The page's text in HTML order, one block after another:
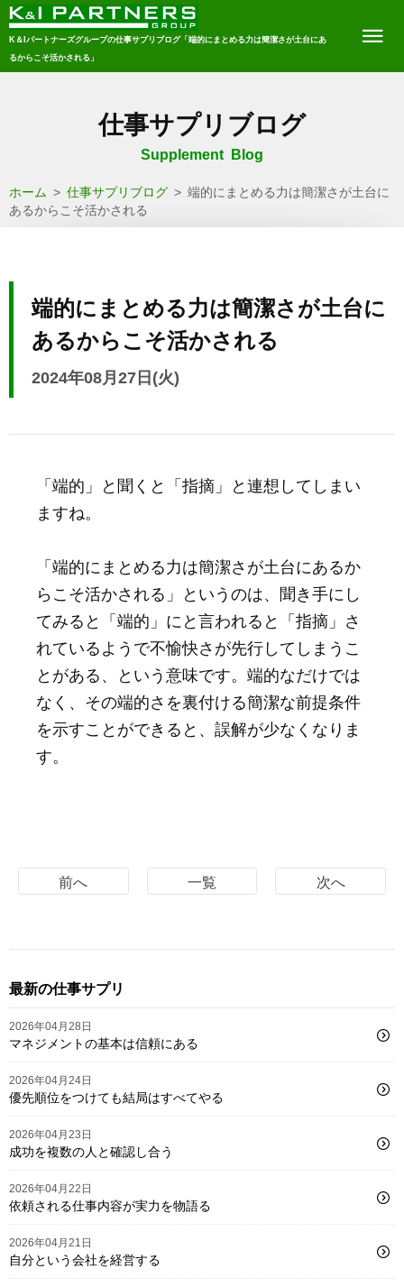
K＆Iパートナーズグループの仕事サプリブログ「端的にまとめる力は簡潔さが土台にあ
るからこそ活かされる」
仕事サプリブログ
Supplement Blog
ホーム > 仕事サプリブログ > 端的にまとめる力は簡潔さが土台に
あるからこそ活かされる
端的にまとめる力は簡潔さが土台に
あるからこそ活かされる
2024年08月27日(火)
「端的」と聞くと「指摘」と連想してしまい
ますね。
「端的にまとめる力は簡潔さが土台にあるか
らこそ活かされる」というのは、聞き手にし
てみると「端的」にと言われると「指摘」さ
れているようで不愉快さが先行してしまうこ
とがある、という意味です。端的なだけでは
なく、その端的さを裏付ける簡潔な前提条件
を示すことができると、誤解が少なくなりま
す。
前へ 一覧 次へ
最新の仕事サプリ
2026年04月28日
マネジメントの基本は信頼にある
2026年04月24日
優先順位をつけても結局はすべてやる
2026年04月23日
成功を複数の人と確認し合う
2026年04月22日
依頼される仕事内容が実力を物語る
2026年04月21日
自分という会社を経営する